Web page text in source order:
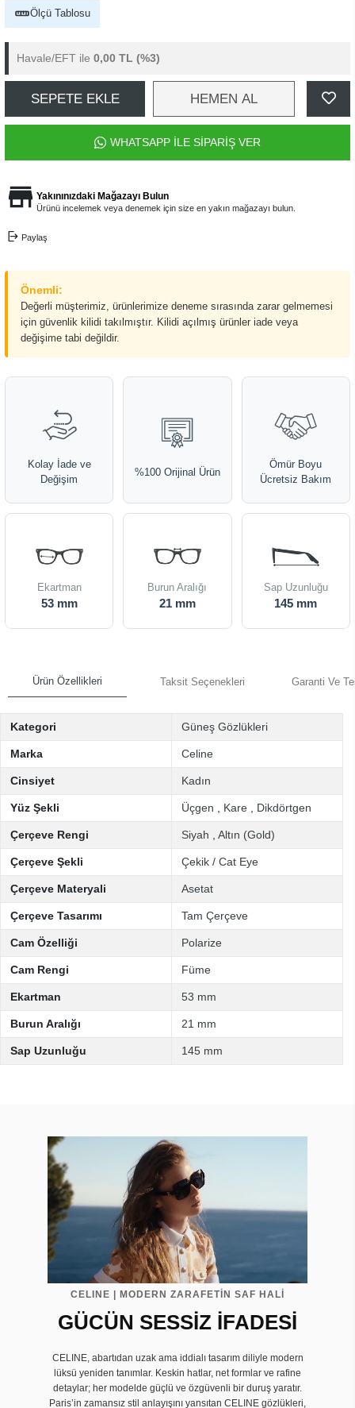
Ölçü Tablosu
Havale/EFT ile 0,00 TL (%3)
SEPETE EKLE HEMEN AL
WHATSAPP İLE SİPARİŞ VER
Yakınınızdaki Mağazayı Bulun
Ürünü incelemek veya denemek için size en yakın mağazayı bulun.
Paylaş
Önemli:
Değerli müşterimiz, ürünlerimize deneme sırasında zarar gelmemesi
için güvenlik kilidi takılmıştır. Kilidi açılmış ürünler iade veya
değişime tabi değildir.
Kolay İade ve
Değişim
%100 Orijinal Ürün
Ömür Boyu
Ücretsiz Bakım
Ekartman
53 mm
Burun Aralığı
21 mm
Sap Uzunluğu
145 mm
Ürün Özellikleri Taksit Seçenekleri Garanti Ve
Kategori Güneş Gözlükleri
Marka Celine
Cinsiyet Kadın
Yüz Şekli Üçgen Kare Dikdörtgen
Çerçeve Rengi Siyah Altın (Gold)
Çerçeve Şekli Çekik / Cat Eye
Çerçeve Materyali Asetat
Çerçeve Tasarımı Tam Çerçeve
Cam Özelliği Polarize
Cam Rengi Füme
Ekartman 53 mm
Burun Aralığı 21 mm
Sap Uzunluğu 145 mm
CELINE | MODERN ZARAFETİN SAF HALİ
GÜCÜN SESSİZ İFADESİ
CELINE, abartıdan uzak ama iddialı tasarım diliyle modern
lüksü yeniden tanımlar. Keskin hatlar, net formlar ve rafine
detaylar; her modelde güçlü ve özgüvenli bir duruş yaratır.
Paris’in zamansız stil anlayışını yansıtan CELINE gözlükleri,